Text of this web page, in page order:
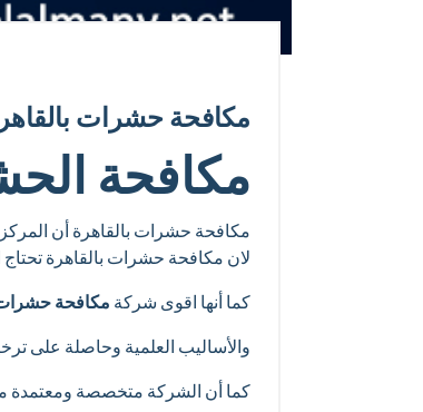
مكافحة حشرات
مكافحة
مكافحة حشرات بالقاهرة أن
لان مكافحة حشرات بالقاهرة
كما أنها اقوى شركة مكافحة حشرات
والأساليب العلمية وحاصلة على
كما أن الشركة متخصصة ومعتمدة